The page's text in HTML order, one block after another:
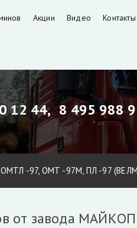
Акции Видео Контакты
12 44, 8 495 988
ОМТЛ -97, ОМТ -97М, ПЛ -97
Уплотнения для
от завода МАЙКОП